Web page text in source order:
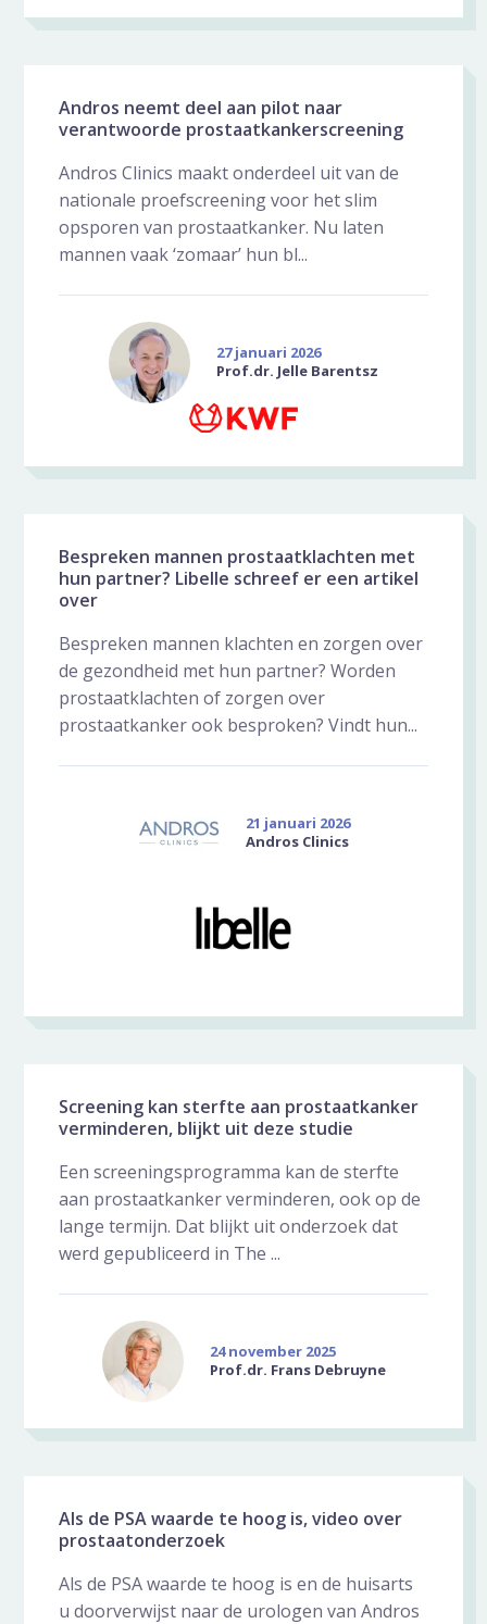
Andros neemt deel aan pilot naar
verantwoorde prostaatkankerscreening
Andros Clinics maakt onderdeel uit van de
nationale proefscreening voor het slim
opsporen van prostaatkanker. Nu laten
mannen vaak ‘zomaar’ hun bl...
27 januari 2026
Prof.dr. Jelle Barentsz
Bespreken mannen prostaatklachten met
hun partner? Libelle schreef er een artikel
over
Bespreken mannen klachten en zorgen over
de gezondheid met hun partner? Worden
prostaatklachten of zorgen over
prostaatkanker ook besproken? Vindt hun...
21 januari 2026
Andros Clinics
Screening kan sterfte aan prostaatkanker
verminderen, blijkt uit deze studie
Een screeningsprogramma kan de sterfte
aan prostaatkanker verminderen, ook op de
lange termijn. Dat blijkt uit onderzoek dat
werd gepubliceerd in The ...
24 november 2025
Prof.dr. Frans Debruyne
Als de PSA waarde te hoog is, video over
prostaatonderzoek
Als de PSA waarde te hoog is en de huisarts
u doorverwijst naar de urologen van Andros